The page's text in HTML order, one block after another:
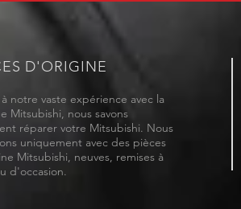
D'ORIGINE
notre vaste expérience avec la
Mitsubishi, nous savons
réparer votre Mitsubishi. Nous
uniquement avec des pièces
Mitsubishi, neuves, remises à
d'occasion.